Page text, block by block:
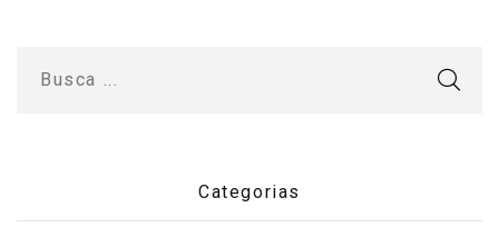
Categorias